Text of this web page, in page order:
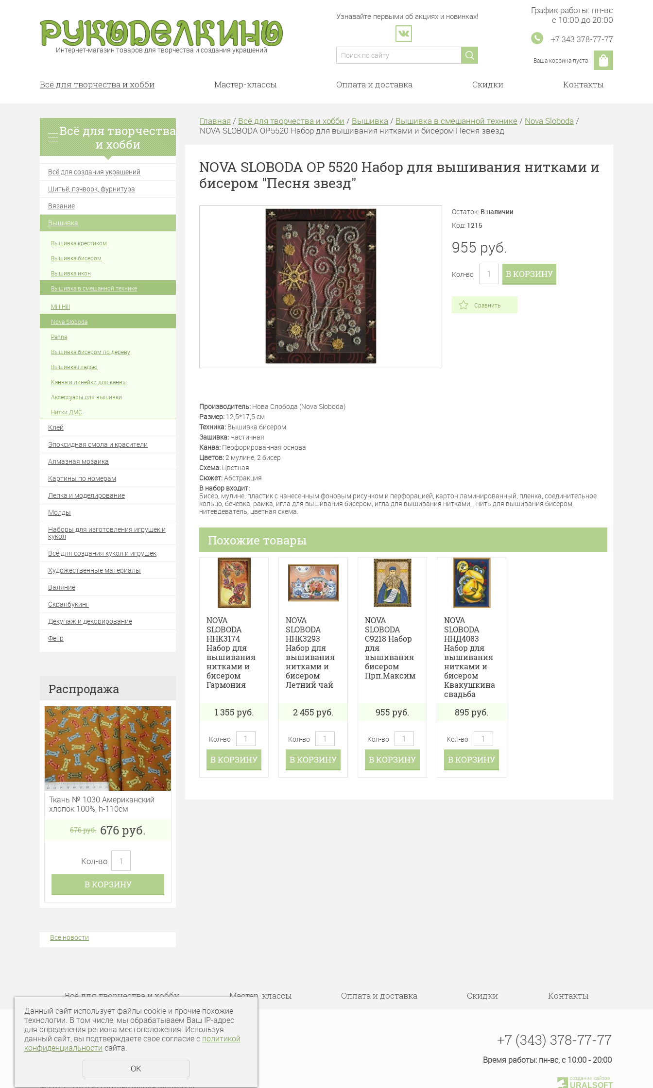
Интернет-магазин товаров для творчества и создания украшений
Узнавайте первыми об акциях и новинках!
График работы: пн-вс
с 10:00 до 20:00
+7 343 378-77-77
Ваша корзина пуста
Всё для творчества и хобби Мастер-классы Оплата и доставка Скидки Контакты
Всё для творчества
и хобби
Всё для создания украшений
Шитьё, пэчворк, фурнитура
Вязание
Вышивка
Вышивка крестиком
Вышивка бисером
Вышивка икон
Вышивка в смешанной технике
Mill Hill
Nova Sloboda
Panna
Вышивка бисером по дереву
Вышивка гладью
Канва и линейки для канвы
Аксессуары для вышивки
Нитки ДМС
Клей
Эпоксидная смола и красители
Алмазная мозаика
Картины по номерам
Лепка и моделирование
Молды
Наборы для изготовления игрушек и
кукол
Всё для создания кукол и игрушек
Художественные материалы
Валяние
Скрапбукинг
Декупаж и декорирование
Фетр
Распродажа
Ткань № 1030 Американский
хлопок 100%, h-110см
676руб. 676руб.
Кол-во
В КОРЗИНУ
Все новости
Главная / Всё для творчества и хобби / Вышивка / Вышивка в смешанной технике / Nova Sloboda /
NOVA SLOBODA ОР5520 Набор для вышивания нитками и бисером Песня звезд
NOVA SLOBODA ОР 5520 Набор для вышивания нитками и
бисером "Песня звезд"
Остаток: В наличии
Код: 1215
955 руб.
Кол-во В КОРЗИНУ
Сравнить
Производитель: Нова Слобода (Nova Sloboda)
Размер: 12,5*17,5 см
Техника: Вышивка бисером
Зашивка: Частичная
Канва: Перфорированная основа
Цветов:2 мулине, 2 бисер
Схема: Цветная
Сюжет:Абстракция
В набор входит:
Бисер, мулине, пластик с нанесенным фоновым рисунком и перфорацией, картон ламинированный, пленка, соединительное
кольцо, бечевка, рамка, игла для вышивания бисером, игла для вышивания нитками, , нить для вышивания бисером,
нитевдеватель, цветная схема.
Похожие товары
NOVA
SLOBODA
ННК3174
Набор для
вышивания
нитками и
бисером
Гармония
1 355 руб.
Кол-во
В КОРЗИНУ
NOVA
SLOBODA
HНК3293
Набор для
вышивания
нитками и
бисером
Летний чай
2 455 руб.
Кол-во
В КОРЗИНУ
NOVA
SLOBODA
С9218 Набор
для
вышивания
бисером
Прп.Максим
955 руб.
Кол-во
В КОРЗИНУ
NOVA
SLOBODA
ННД4083
Набор для
вышивания
нитками и
бисером
Квакушкина
свадьба
895 руб.
Кол-во
В КОРЗИНУ
Всё для творчества и хобби Мастер-классы Оплата и доставка Скидки Контакты
+7 (343) 378-77-77
Время работы: пн-вс, с 10:00 - 20:00
Политика конфиденциальности
создание сайтов
URALSOFT
Данный сайт использует файлы cookie и прочие похожие
технологии. В том числе, мы обрабатываем Ваш IP-адрес
для определения региона местоположения. Используя
данный сайт, вы подтверждаете свое согласие с политикой
конфиденциальности сайта.
ОК